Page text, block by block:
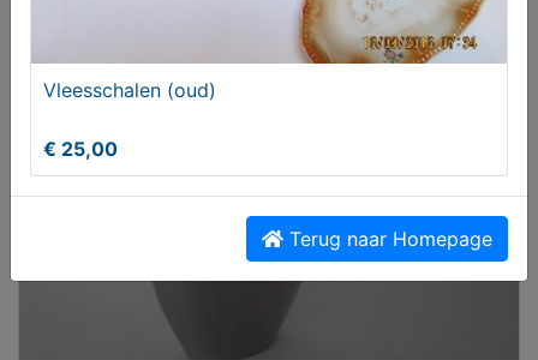
Vleesschalen (oud)
€ 25,00
Terug naar Homepage